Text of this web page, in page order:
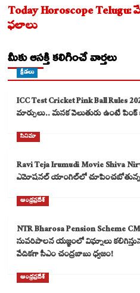
Today Horoscope
ఫలాలు
మీకు ఆసక్తి కలిగించే వార్తలు
క్రీడలు
ICC Test Cricket Pink Ball Rules
మార్పులు.. మసక వెలుతురు ఉంటే
సినిమా
Ravi Teja Irumudi Movie Shiva
ఎమోషనల్ యాంగిల్‌లో చూపించబోతున్న
ఆంధ్రప్రదేశ్
NTR Bharosa Pension Scheme
సుపరిపాలన యజ్ఞంలో విఘ్నాలు
వేదికగా సీఎం చంద్రబాబు ధ్వజం!
ఆంధ్రప్రదేశ్